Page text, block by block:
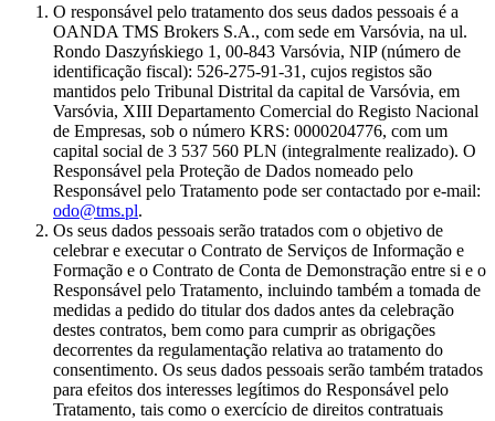
O responsável pelo tratamento dos seus dados pessoais é a
OANDA TMS Brokers S.A., com sede em Varsóvia, na ul.
Rondo Daszyńskiego 1, 00-843 Varsóvia, NIP (número de
identificação fiscal): 526-275-91-31, cujos registos são
mantidos pelo Tribunal Distrital da capital de Varsóvia, em
Varsóvia, XIII Departamento Comercial do Registo Nacional
de Empresas, sob o número KRS: 0000204776, com um
capital social de 3 537 560 PLN (integralmente realizado). O
Responsável pela Proteção de Dados nomeado pelo
Responsável pelo Tratamento pode ser contactado por e-mail:
odo@tms.pl.
Os seus dados pessoais serão tratados com o objetivo de
celebrar e executar o Contrato de Serviços de Informação e
Formação e o Contrato de Conta de Demonstração entre si e o
Responsável pelo Tratamento, incluindo também a tomada de
medidas a pedido do titular dos dados antes da celebração
destes contratos, bem como para cumprir as obrigações
decorrentes da regulamentação relativa ao tratamento do
consentimento. Os seus dados pessoais serão também tratados
para efeitos dos interesses legítimos do Responsável pelo
Tratamento, tais como o exercício de direitos contratuais